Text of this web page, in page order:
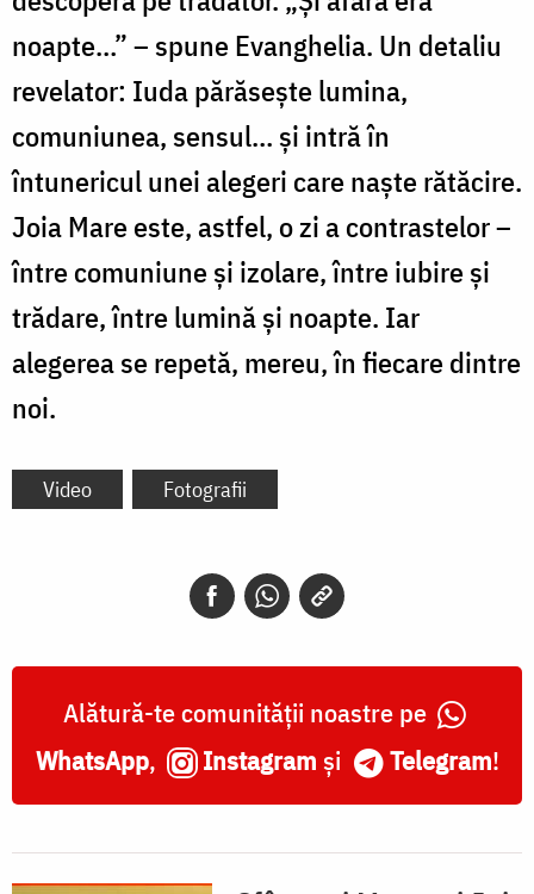
noapte…” – spune Evanghelia. Un detaliu
revelator: Iuda părăsește lumina,
comuniunea, sensul… și intră în
întunericul unei alegeri care naște rătăcire.
Joia Mare este, astfel, o zi a contrastelor –
între comuniune și izolare, între iubire și
trădare, între lumină și noapte. Iar
alegerea se repetă, mereu, în fiecare dintre
noi.
Video Fotografii
Alătură-te comunității noastre pe
WhatsApp, Instagram și Telegram!